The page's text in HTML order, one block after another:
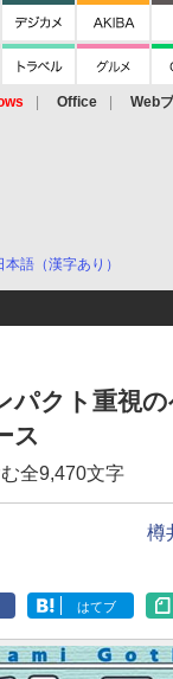
Office Web
本語（漢字あり）
パクト重視
ス
全9,470文字
樽
はてブ